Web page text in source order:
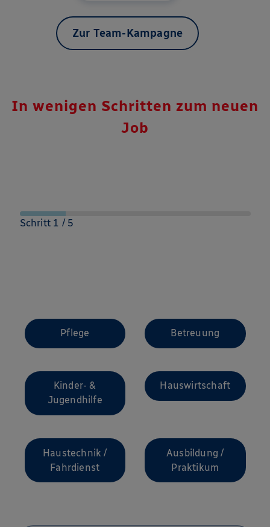
Zur Team-Kampagne
In wenigen Schritten zum neuen
Job
Schritt 1 / 5
Pflege Betreuung
Kinder- &
Jugendhilfe
Hauswirtschaft
Haustechnik /
Fahrdienst
Ausbildung /
Praktikum